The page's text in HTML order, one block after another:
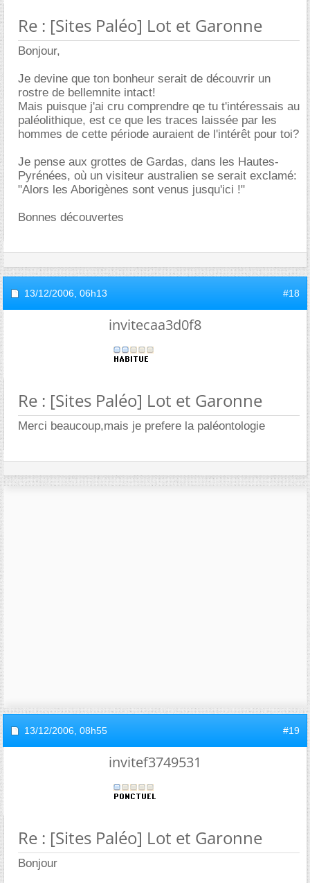
Re : [Sites Paléo] Lot et Garonne
Bonjour,
Je devine que ton bonheur serait de découvrir un
rostre de bellemnite intact!
Mais puisque j'ai cru comprendre qe tu t'intéressais au
paléolithique, est ce que les traces laissée par les
hommes de cette période auraient de l'intérêt pour toi?
Je pense aux grottes de Gardas, dans les Hautes-
Pyrénées, où un visiteur australien se serait exclamé:
"Alors les Aborigènes sont venus jusqu'ici !"
Bonnes découvertes
13/12/2006, 06h13 #18
invitecaa3d0f8
Re : [Sites Paléo] Lot et Garonne
Merci beaucoup,mais je prefere la paléontologie
13/12/2006, 08h55 #19
invitef3749531
Re : [Sites Paléo] Lot et Garonne
Bonjour